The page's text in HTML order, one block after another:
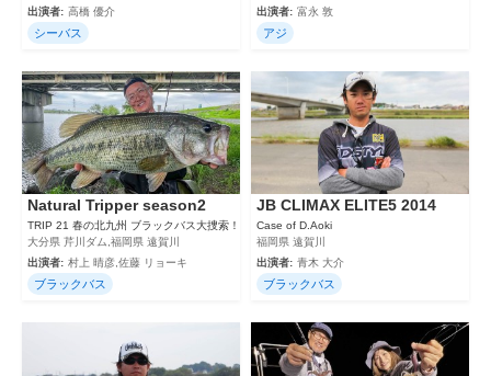
出演者: 高橋 優介
シーバス
出演者: 富永 敦
アジ
Natural Tripper season2
TRIP 21 春の北九州 ブラックバス大捜索！
大分県 芹川ダム,福岡県 遠賀川
出演者: 村上 晴彦,佐藤 リョーキ
ブラックバス
JB CLIMAX ELITE5 2014
Case of D.Aoki
福岡県 遠賀川
出演者: 青木 大介
ブラックバス